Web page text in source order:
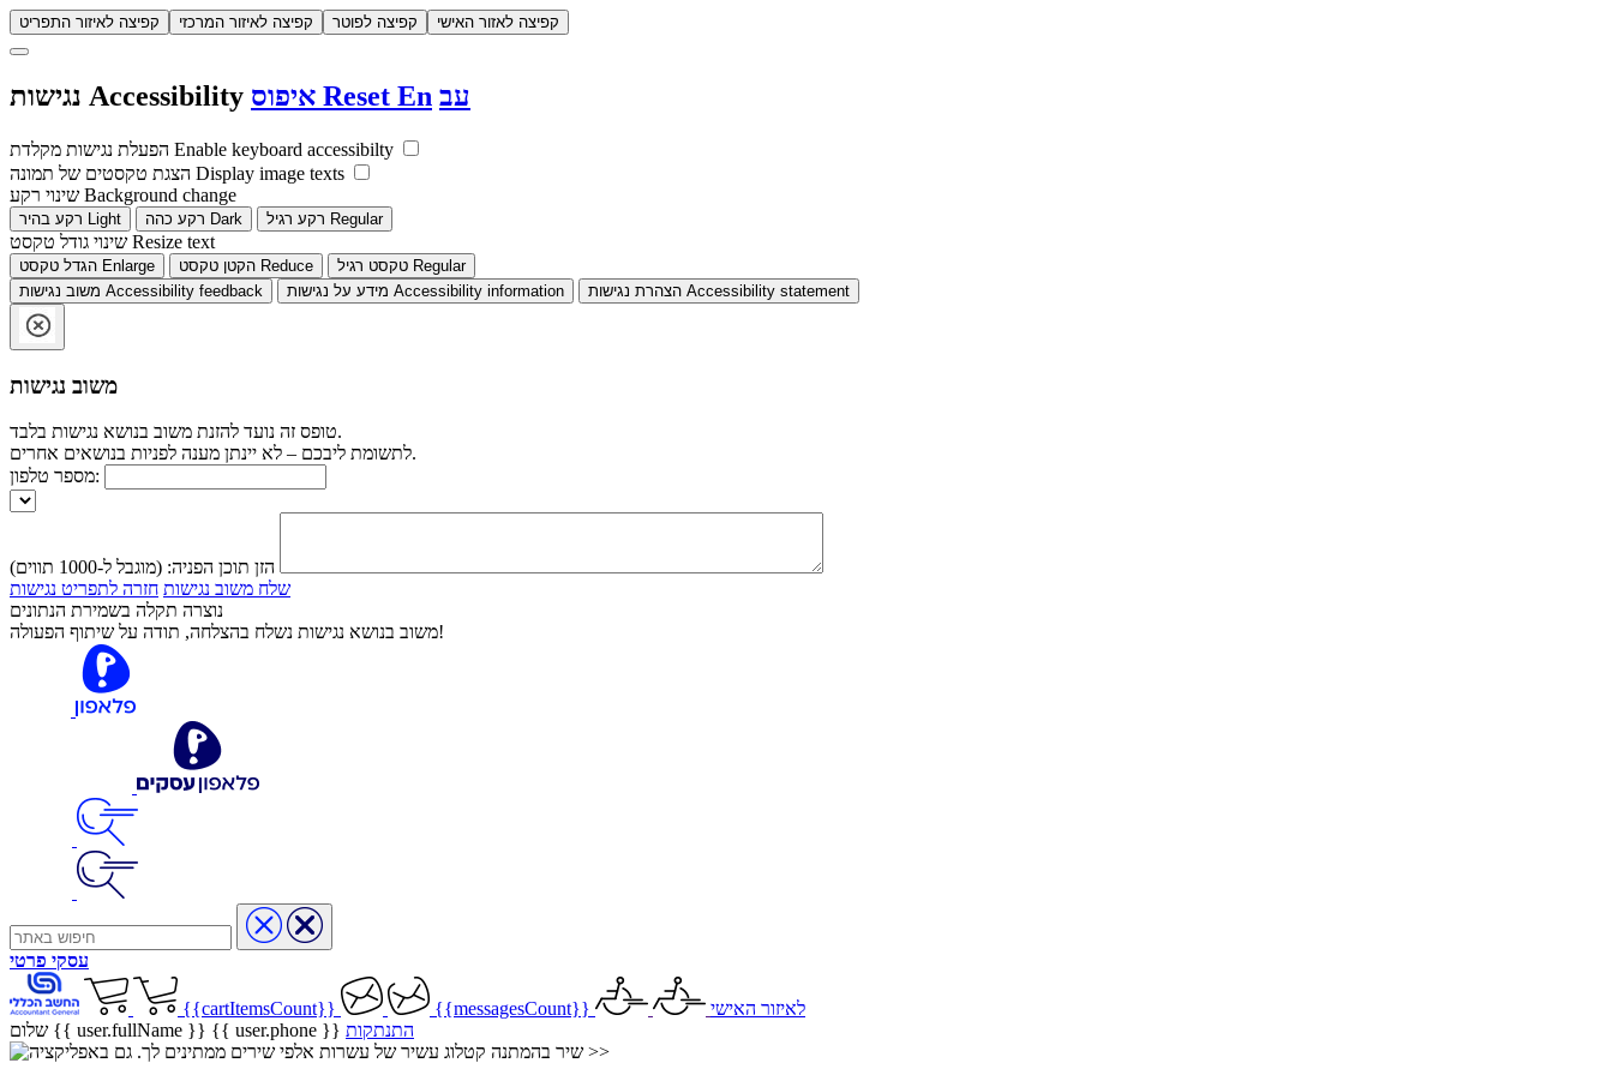
קפיצה לאיזור התפריט קפיצה לאיזור המרכזי קפיצה לפוטר קפיצה לאזור האישי
Accessibility Reset En עב
Enable keyboard accessibilty
Display image texts
Background change
Light Dark Regular
Resize text
Enlarge Reduce
Regular
Accessibility feedback Accessibility information Accessibility statement
משוב נגישות
טופס זה נועד להזנת משוב בנושא נגישות בלבד.
לתשומת ליבכם – לא יינתן מענה לפניות בנושאים אחרים.
מספר טלפון:
הזן תוכן הפניה: (מוגבל ל-1000 תווים)
שלח משוב נגישות חזרה לתפריט נגישות
נוצרה תקלה בשמירת הנתונים
משוב בנושא נגישות נשלח בהצלחה, תודה על שיתוף הפעולה!
עסקי פרטי
{{cartItemsCount}} {{messagesCount}}
לאיזור האישי
שלום {{ user.fullName }} {{ user.phone }} התנתקות